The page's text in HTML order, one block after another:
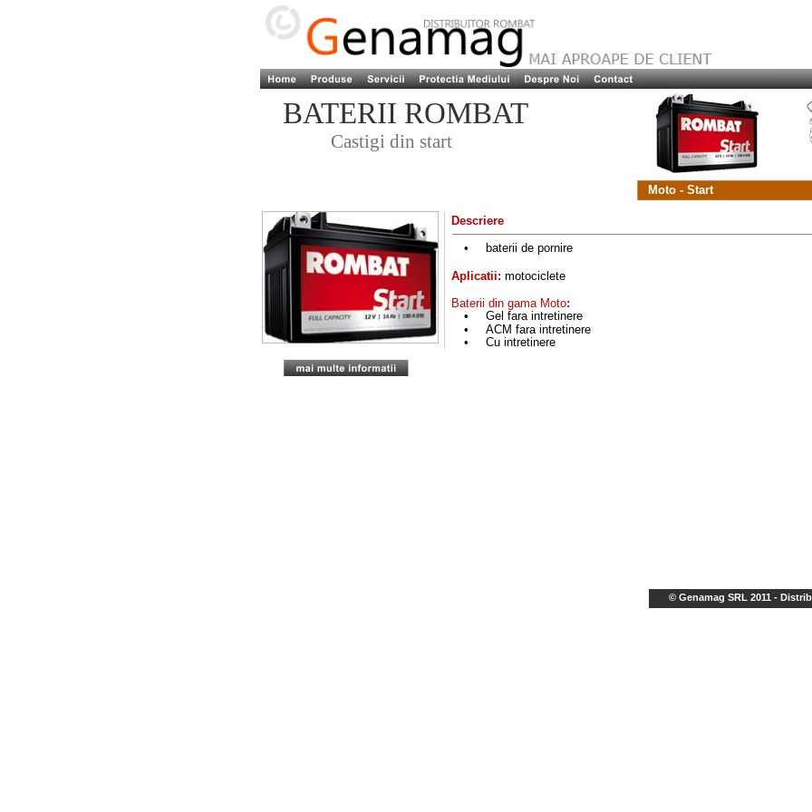
Moto - Start
BATERII ROMBAT
Castigi din start
© Genamag SRL 2011 -
Descriere
•
baterii de pornire
Aplicatii: motociclete
Baterii din gama Moto:
•
Gel fara intretinere
•
ACM fara intretinere
•
Cu intretinere